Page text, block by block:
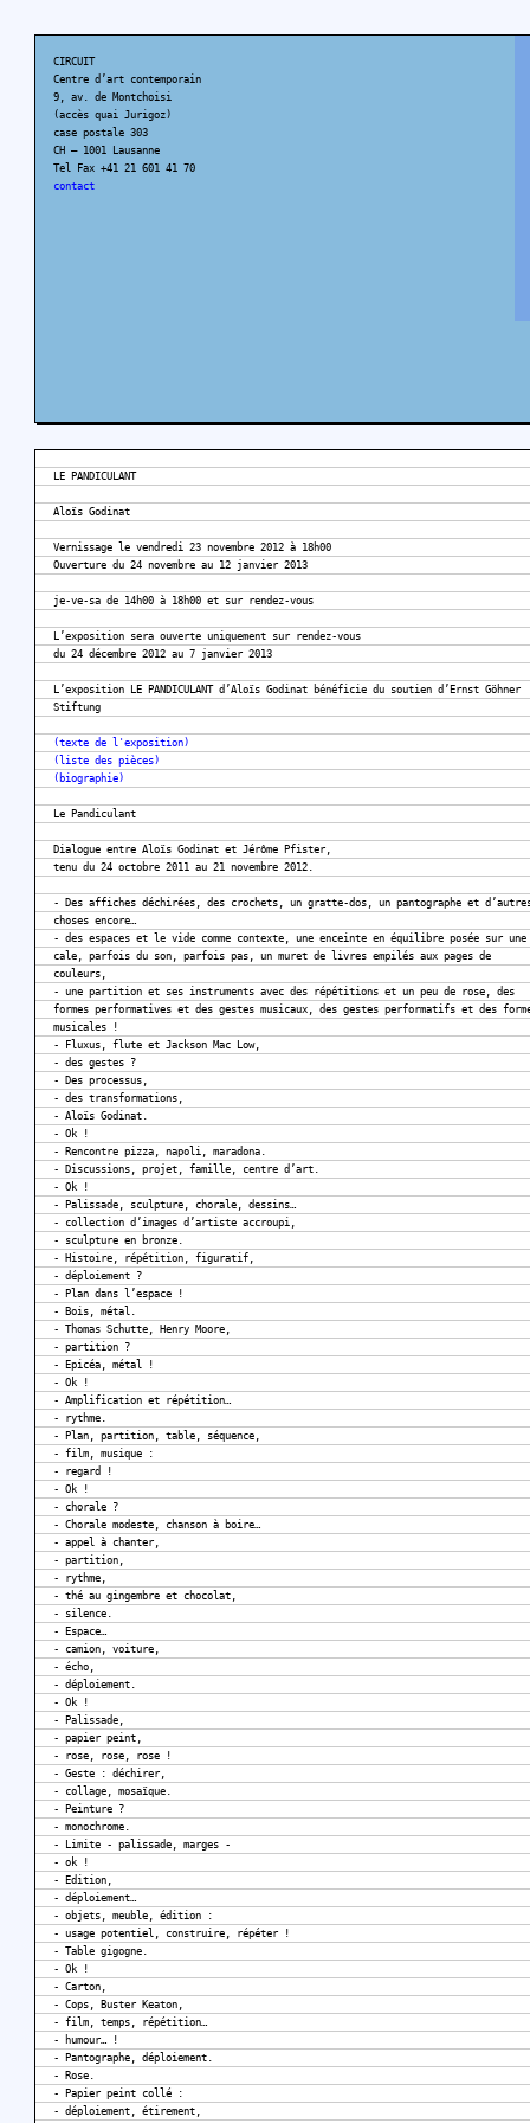
CIRCUIT
Centre d’art contemporain
9, av. de Montchoisi
(accès quai Jurigoz)
case postale 303
CH – 1001 Lausanne
Tel Fax +41 21 601 41 70
contact
LE PANDICULANT
Aloïs Godinat
Vernissage le vendredi 23 novembre 2012 à 18h00
Ouverture du 24 novembre au 12 janvier 2013
je-ve-sa de 14h00 à 18h00 et sur rendez-vous
L’exposition sera ouverte uniquement sur rendez-vous
du 24 décembre 2012 au 7 janvier 2013
L’exposition LE PANDICULANT d’Aloïs Godinat bénéficie du soutien d’Ernst Göhner
Stiftung
(texte de l'exposition)
(liste des pièces)
(biographie)
Le Pandiculant
Dialogue entre Aloïs Godinat et Jérôme Pfister,
tenu du 24 octobre 2011 au 21 novembre 2012.
- Des affiches déchirées, des crochets, un gratte-dos, un pantographe et
choses encore…
- des espaces et le vide comme contexte, une enceinte en équilibre posée sur une
cale, parfois du son, parfois pas, un muret de livres empilés aux pages de
couleurs,
- une partition et ses instruments avec des répétitions et un peu de rose, des
formes performatives et des gestes musicaux, des gestes performatifs et des
musicales !
- Fluxus, flute et Jackson Mac Low,
- des gestes ?
- Des processus,
- des transformations,
- Aloïs Godinat.
- Ok !
- Rencontre pizza, napoli, maradona.
- Discussions, projet, famille, centre d’art.
- Ok !
- Palissade, sculpture, chorale, dessins…
- collection d’images d’artiste accroupi,
- sculpture en bronze.
- Histoire, répétition, figuratif,
- déploiement ?
- Plan dans l’espace !
- Bois, métal.
- Thomas Schutte, Henry Moore,
- partition ?
- Epicéa, métal !
- Ok !
- Amplification et répétition…
- rythme.
- Plan, partition, table, séquence,
- film, musique :
- regard !
- Ok !
- chorale ?
- Chorale modeste, chanson à boire…
- appel à chanter,
- partition,
- rythme,
- thé au gingembre et chocolat,
- silence.
- Espace…
- camion, voiture,
- écho,
- déploiement.
- Ok !
- Palissade,
- papier peint,
- rose, rose, rose !
- Geste : déchirer,
- collage, mosaïque.
- Peinture ?
- monochrome.
- Limite - palissade, marges -
- ok !
- Edition,
- déploiement…
- objets, meuble, édition :
- usage potentiel, construire, répéter !
- Table gigogne.
- Ok !
- Carton,
- Cops, Buster Keaton,
- film, temps, répétition…
- humour… !
- Pantographe, déploiement.
- Rose.
- Papier peint collé :
- déploiement, étirement,